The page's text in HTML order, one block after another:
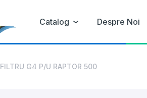
Catalog Despre Noi
FILTRU G4 P/U RAPTOR 500